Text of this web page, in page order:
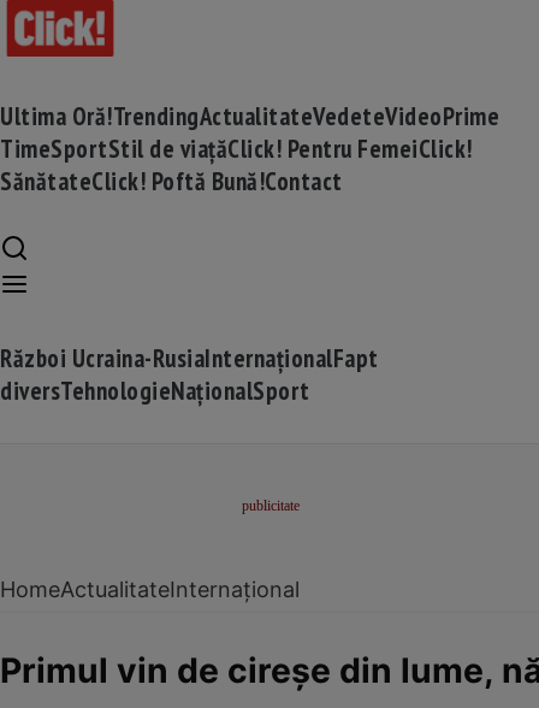
Ultima Oră!TrendingActualitateVedeteVideoPrime
TimeSportStil de viațăClick! Pentru FemeiClick!
SănătateClick! Poftă Bună!Contact
Război Ucraina-RusiaInternaționalFapt
diversTehnologieNaționalSport
HomeActualitateInternațional
Primul vin de cireșe din lume,